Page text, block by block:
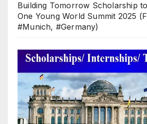
Building Tomorrow Scholarship
One Young World Summit 2025
#Munich, #Germany)